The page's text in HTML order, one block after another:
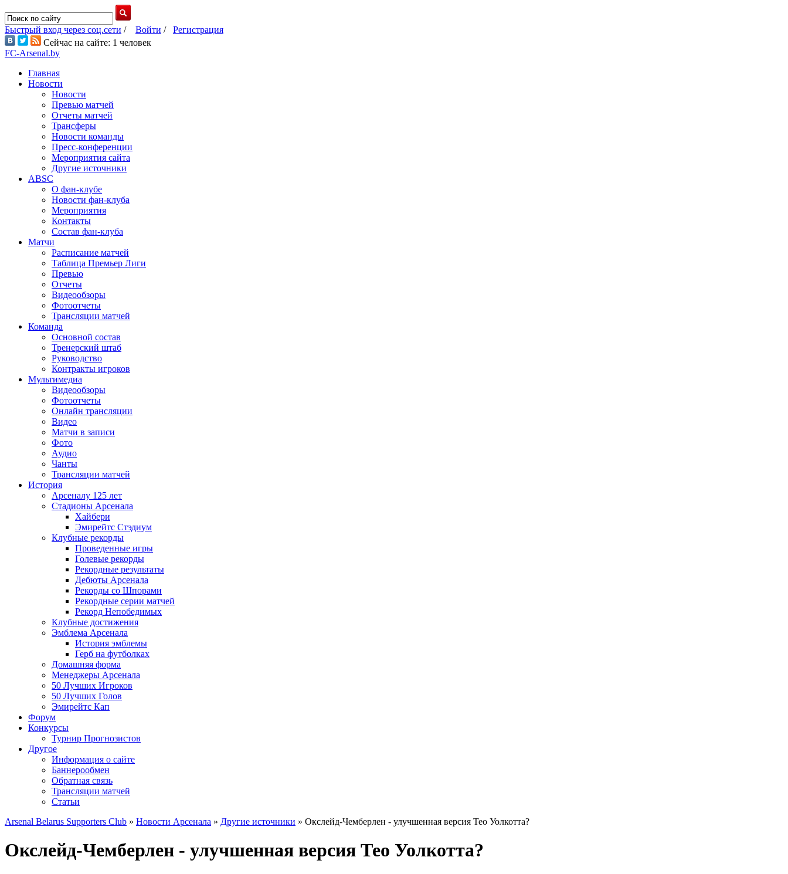
Быстрый вход через соц.сети / Войти / Регистрация
Сейчас на сайте: 1 человек
FC-Arsenal.by
Главная
Новости
Новости
Превью матчей
Отчеты матчей
Трансферы
Новости команды
Пресс-конференции
Мероприятия сайта
Другие источники
ABSC
О фан-клубе
Новости фан-клуба
Мероприятия
Контакты
Состав фан-клуба
Матчи
Расписание матчей
Таблица Премьер Лиги
Превью
Отчеты
Видеообзоры
Фотоотчеты
Трансляции матчей
Команда
Основной состав
Тренерский штаб
Руководство
Контракты игроков
Мультимедиа
Видеообзоры
Фотоотчеты
Онлайн трансляции
Видео
Матчи в записи
Фото
Аудио
Чанты
Трансляции матчей
История
Арсеналу 125 лет
Стадионы Арсенала
Хайбери
Эмирейтс Стэдиум
Клубные рекорды
Проведенные игры
Голевые рекорды
Рекордные результаты
Дебюты Арсенала
Рекорды со Шпорами
Рекордные серии матчей
Рекорд Непобедимых
Клубные достижения
Эмблема Арсенала
История эмблемы
Герб на футболках
Домашняя форма
Менеджеры Арсенала
50 Лучших Игроков
50 Лучших Голов
Эмирейтс Кап
Форум
Конкурсы
Турнир Прогнозистов
Другое
Информация о сайте
Баннерообмен
Обратная связь
Трансляции матчей
Статьи
Arsenal Belarus Supporters Club » Новости Арсенала » Другие источники » Окслейд-Чемберлен - улучшенная версия Тео Уолкотта?
Окслейд-Чемберлен - улучшенная версия Тео Уолкотта?